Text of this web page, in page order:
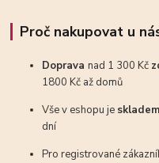
Proč nakupovat u
Dopravanad 1 300 Kč
1800 Kč až domů
Vše v eshopu je skladem
dní
Pro registrované